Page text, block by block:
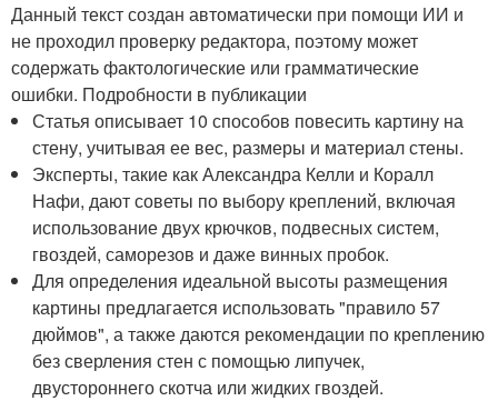
Данный текст создан автоматически при помощи ИИ и
не проходил проверку редактора, поэтому может
содержать фактологические или грамматические
ошибки. Подробности в публикации
Статья описывает 10 способов повесить картину на
стену, учитывая ее вес, размеры и материал стены.
Эксперты, такие как Александра Келли и Коралл
Нафи, дают советы по выбору креплений, включая
использование двух крючков, подвесных систем,
гвоздей, саморезов и даже винных пробок.
Для определения идеальной высоты размещения
картины предлагается использовать "правило 57
дюймов", а также даются рекомендации по креплению
без сверления стен с помощью липучек,
двустороннего скотча или жидких гвоздей.